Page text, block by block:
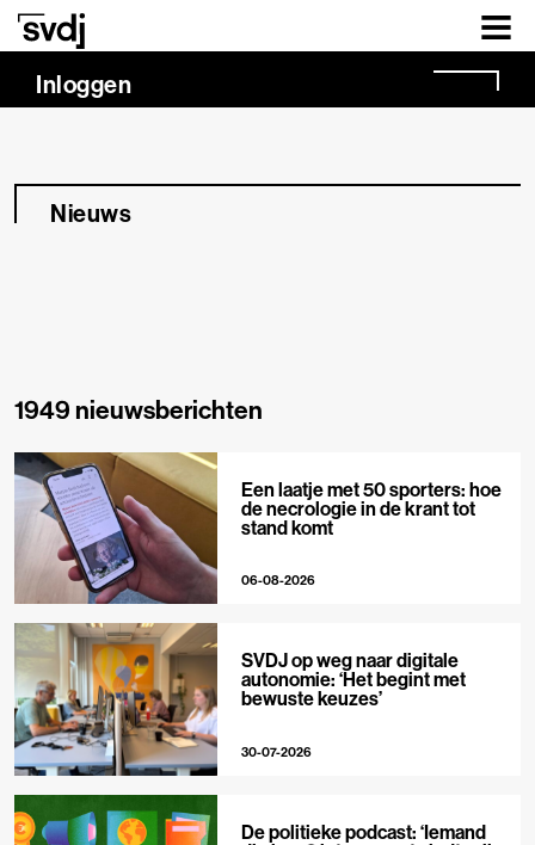
Naar hoofdinhoud
Inloggen
Nieuws
1949 nieuwsberichten
Een laatje met 50 sporters: hoe
de necrologie in de krant tot
stand komt
06-08-2026
SVDJ op weg naar digitale
autonomie: ‘Het begint met
bewuste keuzes’
30-07-2026
De politieke podcast: ‘Iemand